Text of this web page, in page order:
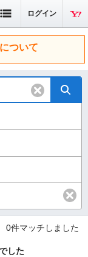
ログイン
ついて
0件マッチしました
した